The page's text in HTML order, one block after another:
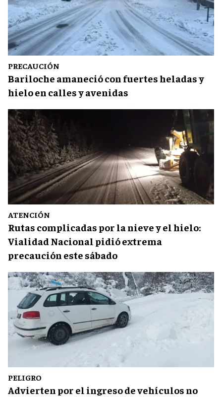
PRECAUCIÓN
Bariloche amaneció con fuertes heladas y
hielo en calles y avenidas
ATENCIÓN
Rutas complicadas por la nieve y el hielo:
Vialidad Nacional pidió extrema
precaución este sábado
PELIGRO
Advierten por el ingreso de vehículos no